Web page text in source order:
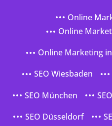
Online
Online
Online Marketing
SEO Wiesbaden
SEO München
SEO Düsseldorf